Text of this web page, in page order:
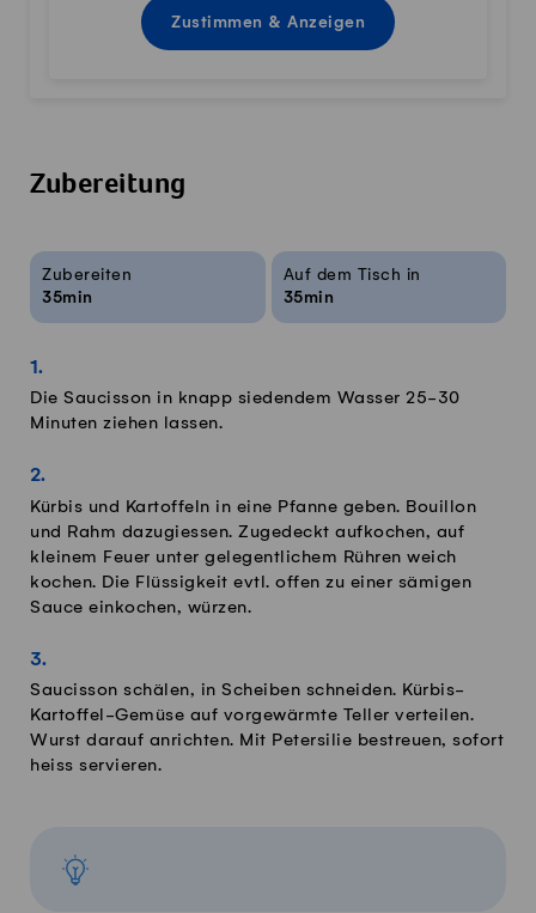
Zustimmen & Anzeigen
Zubereitung
Rezeptinfos
Zubereiten
35min
Auf dem Tisch in
35min
Die Saucisson in knapp siedendem Wasser 25-30
Minuten ziehen lassen.
Kürbis und Kartoffeln in eine Pfanne geben. Bouillon
und Rahm dazugiessen. Zugedeckt aufkochen, auf
kleinem Feuer unter gelegentlichem Rühren weich
kochen. Die Flüssigkeit evtl. offen zu einer sämigen
Sauce einkochen, würzen.
Saucisson schälen, in Scheiben schneiden. Kürbis-
Kartoffel-Gemüse auf vorgewärmte Teller verteilen.
Wurst darauf anrichten. Mit Petersilie bestreuen, sofort
heiss servieren.